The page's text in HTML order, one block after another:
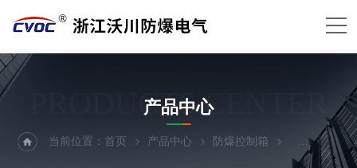
PRODUCTS CENTER
产品中心
当前位置：首页 产品中心 防爆控制箱 现场防爆控